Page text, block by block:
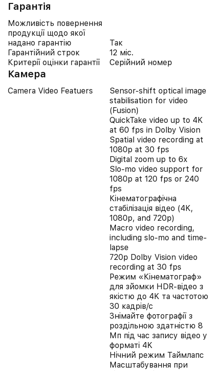
Гарантія
Можливість повернення
продукції щодо якої
надано гарантію
Так
Гарантійний строк
12 міс.
Критерії оцінки гарантії
Серійний номер
Камера
Camera Video Featuers
Sensor-shift optical image
stabilisation for video
(Fusion)
QuickTake video up to 4K
at 60 fps in Dolby Vision
Spatial video recording at
1080p at 30 fps
Digital zoom up to 6x
Slo‑mo video support for
1080p at 120 fps or 240
fps
Кінематографічна
стабілізація відео (4K,
1080p, and 720p)
Macro video recording,
including slo-mo and time-
lapse
720p Dolby Vision video
recording at 30 fps
Режим «Кінематограф»
для зйомки HDR‑відео з
якістю до 4K та частотою
30 кадрів/с
Знімайте фотографії з
роздільною здатністю 8
Мп під час запису відео у
форматі 4K
Нічний режим Таймлапс
Масштабування при